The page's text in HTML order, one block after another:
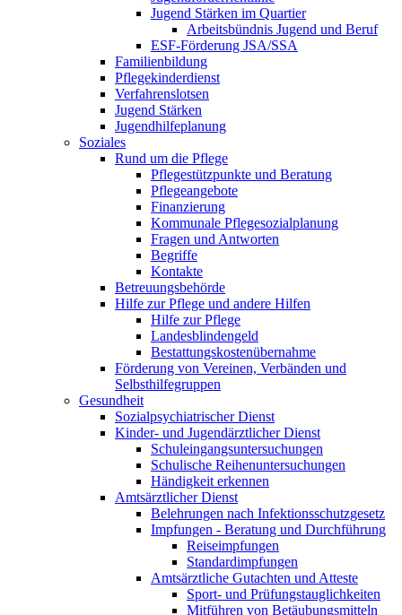
Jugend Stärken im Quartier
Arbeitsbündnis Jugend und Beruf
ESF-Förderung JSA/SSA
Familienbildung
Pflegekinderdienst
Verfahrenslotsen
Jugend Stärken
Jugendhilfeplanung
Soziales
Rund um die Pflege
Pflegestützpunkte und Beratung
Pflegeangebote
Finanzierung
Kommunale Pflegesozialplanung
Fragen und Antworten
Begriffe
Kontakte
Betreuungsbehörde
Hilfe zur Pflege und andere Hilfen
Hilfe zur Pflege
Landesblindengeld
Bestattungskosten­übernahme
Förderung von Vereinen, Verbänden und
Selbsthilfegruppen
Gesundheit
Sozialpsychiatrischer Dienst
Kinder- und Jugendärztlicher Dienst
Schuleingangsuntersuchungen
Schulische Reihenuntersuchungen
Händigkeit erkennen
Amtsärztlicher Dienst
Belehrungen nach Infektionsschutzgesetz
Impfungen - Beratung und Durchführung
Reiseimpfungen
Standardimpfungen
Amtsärztliche Gutachten und Atteste
Sport- und Prüfungstauglichkeiten
Mitführen von Betäubungsmitteln